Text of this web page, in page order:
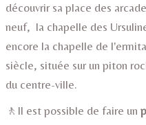
découvrir sa place des
neuf, la chapelle des
encore la chapelle de
siècle, située sur un piton
du centre-ville.
🚶Il est possible de faire un